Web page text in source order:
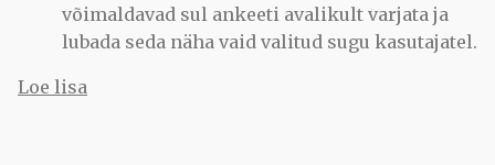
võimaldavad sul ankeeti avalikult varjata ja
lubada seda näha vaid valitud sugu kasutajatel.
Loe lisa